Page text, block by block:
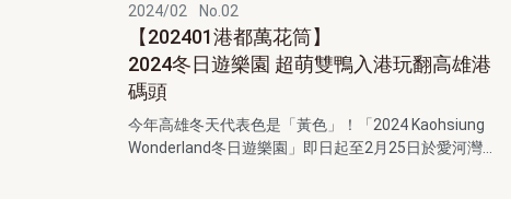
2024/02 No.02
【202401港都萬花筒】
2024冬日遊樂園 超萌雙鴨入港玩翻高雄港
碼頭
今年高雄冬天代表色是「黃色」！「2024 Kaohsiung
Wonderland冬日遊樂園」即日起至2月25日於愛河灣...